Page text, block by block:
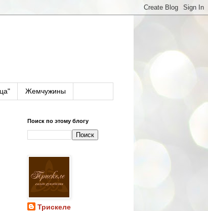
Жемчужины
Поиск по этому блогу
Трискеле